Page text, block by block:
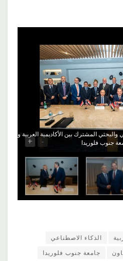
والبحثي المشترك بين الأكاديمية العربية و
جنوب فلوريدا
-
+
الذكاء الاصطناعي
جامعة جنوب فلوريدا